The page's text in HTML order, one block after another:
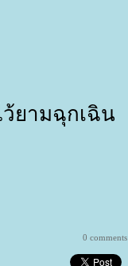
ยามฉุกเฉิน
0 comments